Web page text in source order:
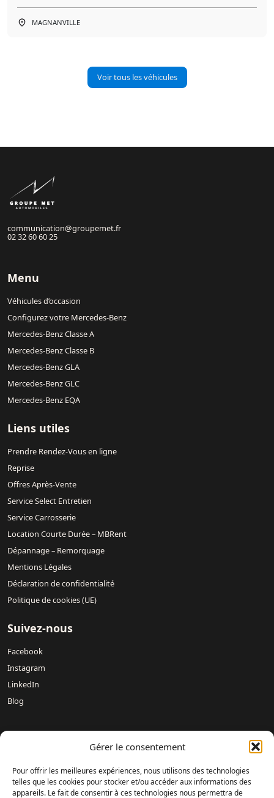
Gérer le consentement
Pour offrir les meilleures expériences, nous utilisons des technologies
telles que les cookies pour stocker et/ou accéder aux informations des
appareils. Le fait de consentir à ces technologies nous permettra de
MAGNANVILLE
Voir tous les véhicules
communication@groupemet.fr
02 32 60 60 25
Menu
Véhicules d’occasion
Configurez votre Mercedes-Benz
Mercedes-Benz Classe A
Mercedes-Benz Classe B
Mercedes-Benz GLA
Mercedes-Benz GLC
Mercedes-Benz EQA
Liens utiles
Prendre Rendez-Vous en ligne
Reprise
Offres Après-Vente
Service Select Entretien
Service Carrosserie
Location Courte Durée – MBRent
Dépannage – Remorquage
Mentions Légales
Déclaration de confidentialité
Politique de cookies (UE)
Suivez-nous
Facebook
Instagram
LinkedIn
Blog
Mercedes-Benz DREUX /
Mercedes-Benz
Mercedes-Benz Mondeville Caen – AUBIN NORMANDIE /
Mercedes-Benz Le Havre – LAMARTINE AUTOMOBILES /
Mercedes-Benz Magnanville – DAVIS MONGAZONS /